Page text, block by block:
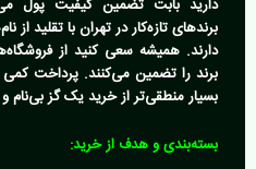
دارید بابت تضمین کیفیت پول
برندهای تازه‌کار در تهران با تقلید
دارند. همیشه سعی کنید از
برند را تضمین می‌کنند. پرداخت کمی
بسیار منطقی‌تر از خرید یک گز
بسته‌بندی و هدف از خرید: